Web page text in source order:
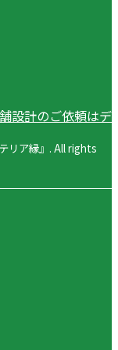
設計のご依頼は
リア縁』. All rights